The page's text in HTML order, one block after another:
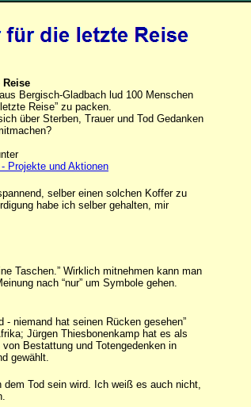
Bergisch-Gladbach lud 100 Menschen
Reise” zu packen.
über Sterben, Trauer und Tod Gedanken
Projekte und Aktionen
selber einen solchen Koffer zu
habe ich selber gehalten, mir
Taschen.” Wirklich mitnehmen kann man
nach “nur” um Symbole gehen.
- niemand hat seinen Rücken gesehen”
Jürgen Thiesbonenkamp hat es als
Bestattung und Totengedenken in
gewählt.
dem Tod sein wird. Ich weiß es auch nicht,